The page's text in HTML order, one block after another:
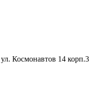
Космонавтов 14 корп.3